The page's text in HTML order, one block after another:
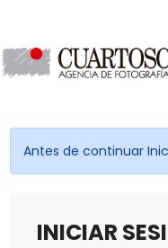
Antes de continuar
INICIAR